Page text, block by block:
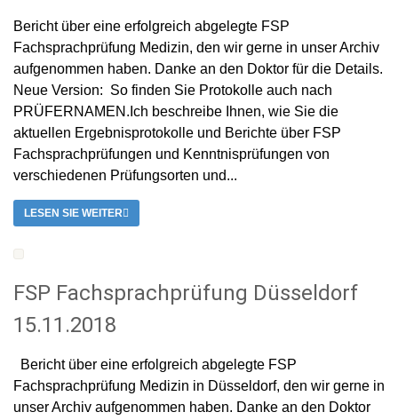
Bericht über eine erfolgreich abgelegte FSP
Fachsprachprüfung Medizin, den wir gerne in unser Archiv
aufgenommen haben. Danke an den Doktor für die Details.
Neue Version: So finden Sie Protokolle auch nach
PRÜFERNAMEN.Ich beschreibe Ihnen, wie Sie die
aktuellen Ergebnisprotokolle und Berichte über FSP
Fachsprachprüfungen und Kenntnisprüfungen von
verschiedenen Prüfungsorten und...
LESEN SIE WEITER
FSP Fachsprachprüfung Düsseldorf
15.11.2018
Bericht über eine erfolgreich abgelegte FSP
Fachsprachprüfung Medizin in Düsseldorf, den wir gerne in
unser Archiv aufgenommen haben. Danke an den Doktor